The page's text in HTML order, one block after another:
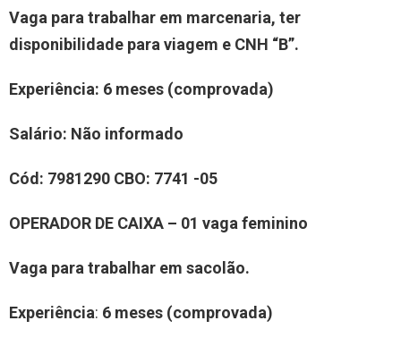
Vaga para trabalhar em marcenaria, ter
disponibilidade para viagem e CNH “B”.
Experiência: 6 meses (comprovada)
Salário: Não informado
Cód: 7981290 CBO: 7741 -05
OPERADOR DE CAIXA – 01 vaga feminino
Vaga para trabalhar em sacolão.
Experiência: 6 meses (comprovada)